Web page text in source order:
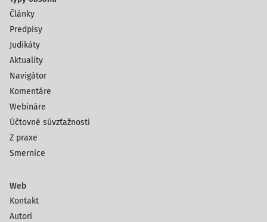
Články
Predpisy
Judikáty
Aktuality
Navigátor
Komentáre
Webináre
Účtovné súvzťažnosti
Z praxe
Smernice
Web
Kontakt
Autori